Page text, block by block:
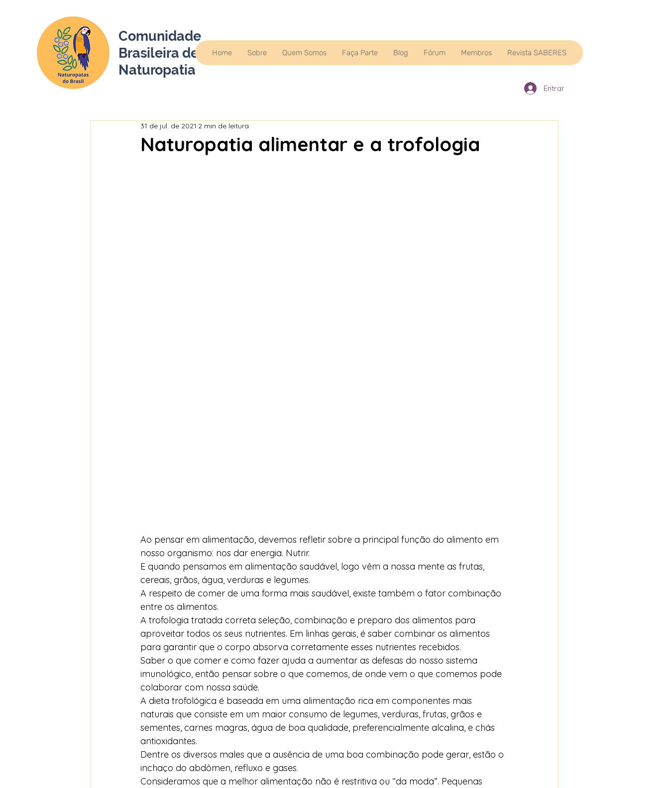
Comunidade
Brasileira de
Naturopatia
Home Sobre Quem Somos Faça Parte Blog Fórum Membros Revista SABERES
Entrar
Naturopatia alimentar e a trofologia
31 de jul. de 2021 2 min de leitura
Ao pensar em alimentação, devemos refletir sobre a principal função do alimento em
nosso organismo: nos dar energia. Nutrir.
E quando pensamos em alimentação saudável, logo vêm a nossa mente as frutas,
cereais, grãos, água, verduras e legumes.
A respeito de comer de uma forma mais saudável, existe também o fator combinação
entre os alimentos.
A trofologia tratada correta seleção, combinação e preparo dos alimentos para
aproveitar todos os seus nutrientes. Em linhas gerais, é saber combinar os alimentos
para garantir que o corpo absorva corretamente esses nutrientes recebidos.
Saber o que comer e como fazer ajuda a aumentar as defesas do nosso sistema
imunológico, então pensar sobre o que comemos, de onde vem o que comemos pode
colaborar com nossa saúde.
A dieta trofológica é baseada em uma alimentação rica em componentes mais
naturais que consiste em um maior consumo de legumes, verduras, frutas, grãos e
sementes, carnes magras, água de boa qualidade, preferencialmente alcalina, e chás
antioxidantes.
Dentre os diversos males que a ausência de uma boa combinação pode gerar, estão o
inchaço do abdômen, refluxo e gases.
Consideramos que a melhor alimentação não é restritiva ou “da moda”. Pequenas